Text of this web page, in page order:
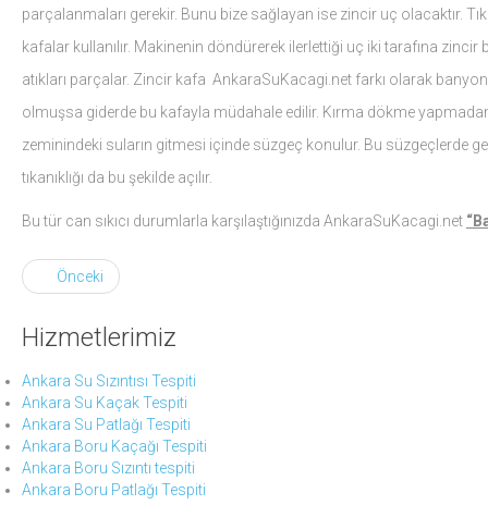
parçalanmaları gerekir. Bunu bize sağlayan ise zincir uç olacaktır.
kafalar kullanılır. Makinenin döndürerek ilerlettiği uç iki tarafına
atıkları parçalar. Zincir kafa AnkaraSuKacagi.net farkı olarak
olmuşsa giderde bu kafayla müdahale edilir. Kırma dökme
zeminindeki suların gitmesi içinde süzgeç konulur. Bu süzgeçlerde
tıkanıklığı da bu şekilde açılır.
Bu tür can sıkıcı durumlarla karşılaştığınızda AnkaraSuKacagi.net
Önceki
Hizmetlerimiz
Ankara Su Sızıntısı Tespiti
Ankara Su Kaçak Tespiti
Ankara Su Patlağı Tespiti
Ankara Boru Kaçağı Tespiti
Ankara Boru Sızıntı tespiti
Ankara Boru Patlağı Tespiti